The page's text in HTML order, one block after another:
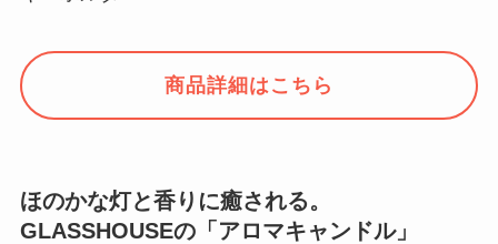
商品詳細はこちら
ほのかな灯と香りに癒される。
GLASSHOUSEの「アロマキャンドル」